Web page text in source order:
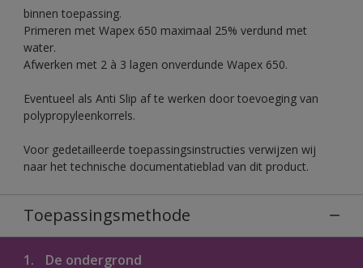
binnen toepassing.
Primeren met Wapex 650 maximaal 25% verdund met
water.
Afwerken met 2 à 3 lagen onverdunde Wapex 650.
Eventueel als Anti Slip af te werken door toevoeging van
polypropyleenkorrels.
Voor gedetailleerde toepassingsinstructies verwijzen wij
naar het technische documentatieblad van dit product.
Toepassingsmethode
1. De ondergrond